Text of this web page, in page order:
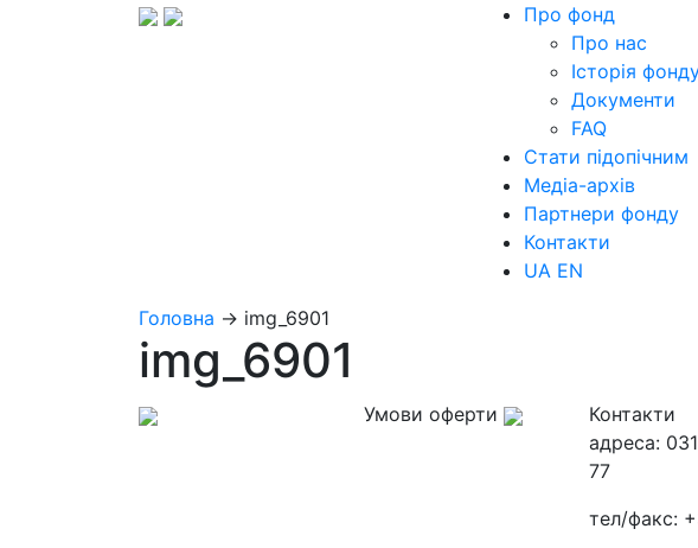
Про фонд
Про нас
Історія
Документи
FAQ
Стати підопічним
Медіа-архів
Партнери фонду
Контакти
UA EN
Головна → img_6901
img_6901
Умови оферти
Контакти
адреса:
77
тел/факс: